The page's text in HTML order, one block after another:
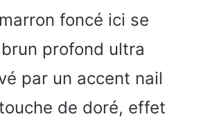
foncé ici se
brun profond ultra
par un accent nail
de doré, effet